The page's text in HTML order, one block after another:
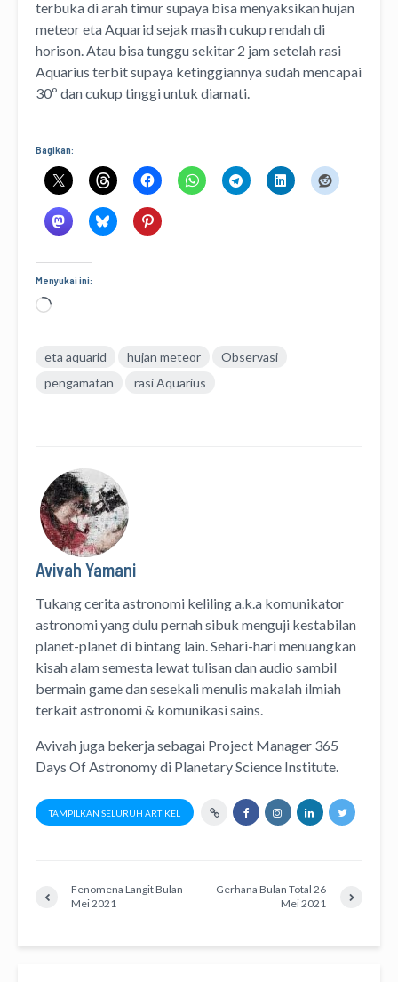
terbuka di arah timur supaya bisa menyaksikan hujan
meteor eta Aquarid sejak masih cukup rendah di
horison. Atau bisa tunggu sekitar 2 jam setelah rasi
Aquarius terbit supaya ketinggiannya sudah mencapai
30º dan cukup tinggi untuk diamati.
Bagikan:
Menyukai ini:
Memuat...
eta aquarid hujan meteor
Observasi
pengamatan
rasi Aquarius
Avivah Yamani
Tukang cerita astronomi kelilinga.k.a komunikator
astronomiyang dulu pernah sibuk menguji kestabilan
planet-planet di bintang lain. Sehari-hari menuangkan
kisah alam semesta lewattulisandanaudio sambil
bermain game dan sesekali menulis makalah ilmiah
terkait astronomi & komunikasi sains.
Avivah juga bekerja sebagai Project Manager 365
Days Of Astronomydi Planetary Science Institute.
TAMPILKAN SELURUH ARTIKEL
Fenomena Langit Bulan
Mei 2021
Gerhana Bulan Total 26
Mei 2021